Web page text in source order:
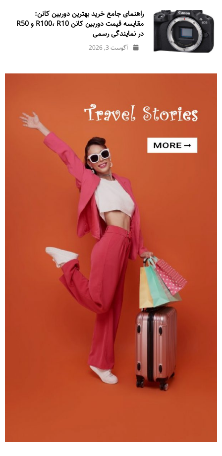
راهنمای جامع خرید بهترین دوربین کانن:
مقایسه قیمت دوربین کانن R100، R10 و R50
در نمایندگی رسمی
آگوست 3, 2026